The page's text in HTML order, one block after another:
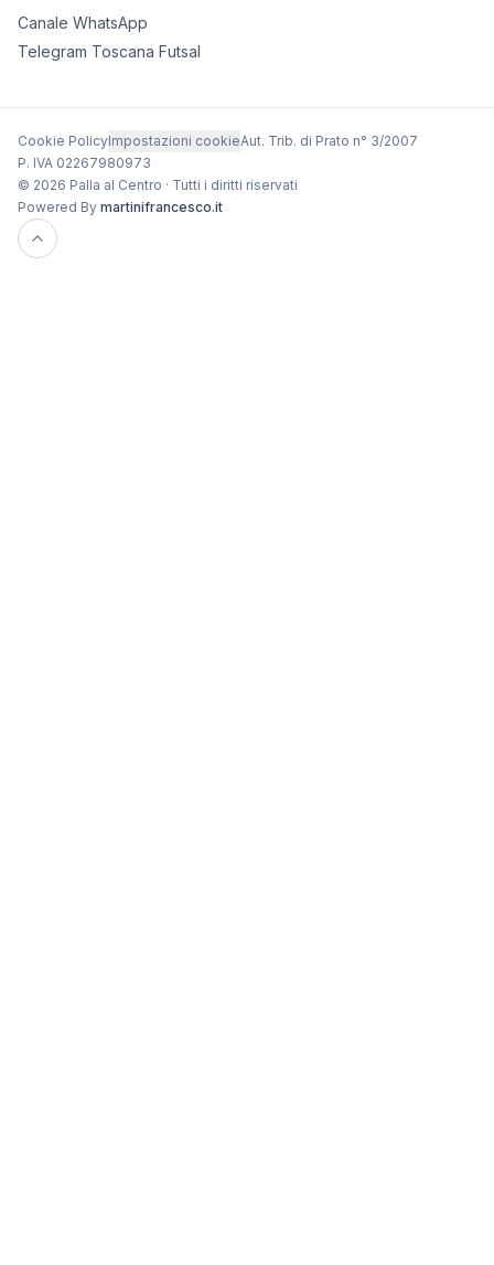
Canale WhatsApp
Telegram Toscana Futsal
Cookie PolicyImpostazioni cookieAut. Trib. di Prato n° 3/2007
P. IVA 02267980973
© 2026 Palla al Centro · Tutti i diritti riservati
Powered By martinifrancesco.it